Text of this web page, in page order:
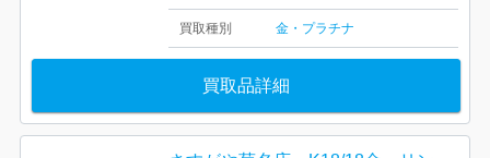
買取種別 金・プラチナ
買取品詳細